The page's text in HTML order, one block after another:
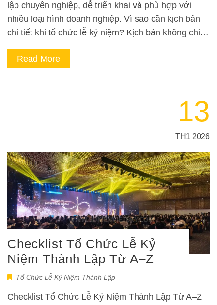
lập chuyên nghiệp, dễ triển khai và phù hợp với
nhiều loại hình doanh nghiệp. Vì sao cần kịch bản
chi tiết khi tổ chức lễ kỷ niệm? Kịch bản không chỉ…
Read More
13
TH1 2026
Checklist Tổ Chức Lễ Kỷ
Niệm Thành Lập Từ A–Z
Tổ Chức Lễ Kỷ Niệm Thành Lập
Checklist Tổ Chức Lễ Kỷ Niệm Thành Lập Từ A–Z